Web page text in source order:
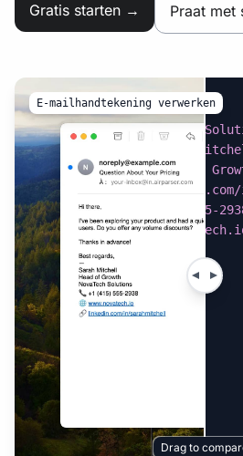
Gratis starten → Praat met
{
"company": "NovaTech
"full_name"
"Sarah
"job_title": "Head of
"linkedin"
"phone"
"+1 (415) 555-
"website":
}
E-mailhandtekening verwerken
Drag to